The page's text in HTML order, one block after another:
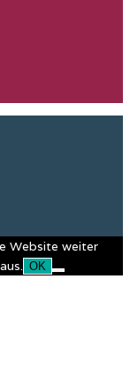
Website weiter
OK